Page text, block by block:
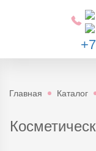
Главная Каталог